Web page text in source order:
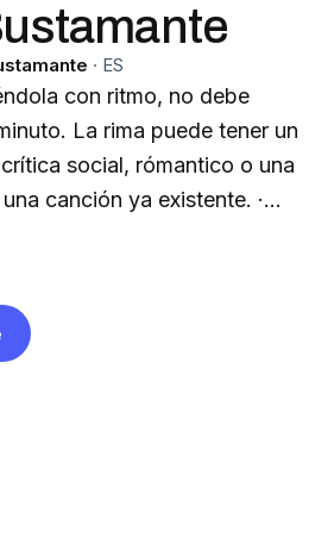
· ES
con ritmo, no debe
La rima puede tener un
social, rómantico o una
canción ya existente. ·
haya terminado, deberás
iVoox esfuérzate,
una excelente voz, lo
Se puede usar un